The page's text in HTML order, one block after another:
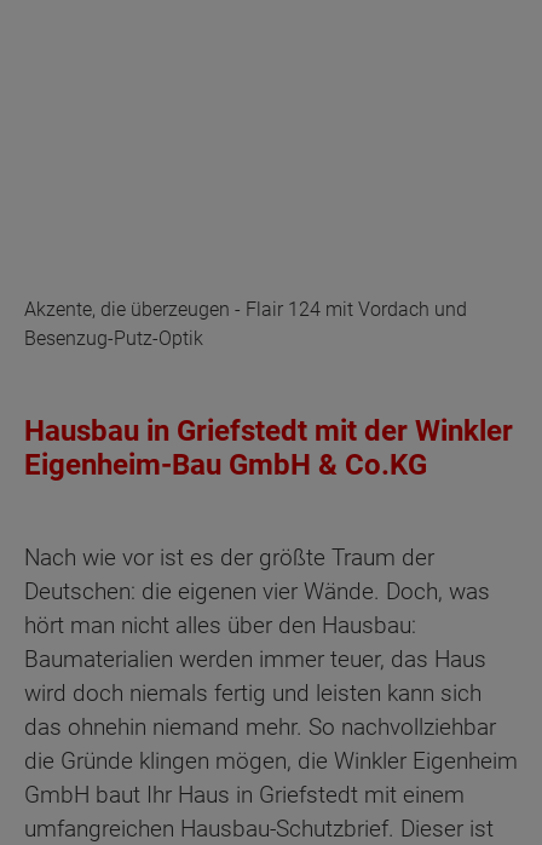
Akzente, die überzeugen - Flair 124 mit Vordach und
Besenzug-Putz-Optik
Hausbau in Griefstedt mit der Winkler
Eigenheim-Bau GmbH & Co.KG
Nach wie vor ist es der größte Traum der
Deutschen: die eigenen vier Wände. Doch, was
hört man nicht alles über den Hausbau:
Baumaterialien werden immer teuer, das Haus
wird doch niemals fertig und leisten kann sich
das ohnehin niemand mehr. So nachvollziehbar
die Gründe klingen mögen, die Winkler Eigenheim
GmbH baut Ihr Haus in Griefstedt mit einem
umfangreichen Hausbau-Schutzbrief. Dieser ist